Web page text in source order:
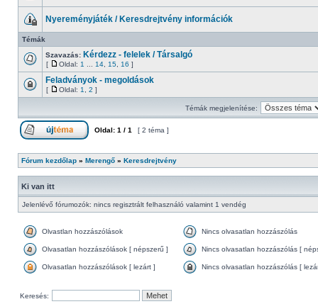
Nyereményjáték / Keresdrejtvény információk
Témák
Szavazás: Kérdezz - felelek / Társalgó
[ Oldal: 1 14 15 16 ]
Feladványok - megoldások
[ Oldal: 1 2 ]
Témák megjelenítése:
Oldal: 1 / 1 [ 2 téma ]
Fórum kezdőlap » Merengő » Keresdrejtvény
Ki van itt
Jelenlévő fórumozók: nincs regisztrált felhasználó valamint 1 vendég
Olvastlan hozzászólások Nincs olvasatlan hozzászólás
Olvasatlan hozzászólások [ népszerű ] Nincs olvasatlan hozzászólás [
Olvasatlan hozzászólások [ lezárt ] Nincs olvasatlan hozzászólás [
Keresés: